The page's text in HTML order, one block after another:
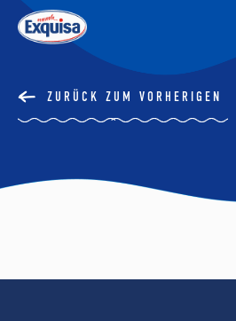
ZURÜCK ZUM VORHERIGEN